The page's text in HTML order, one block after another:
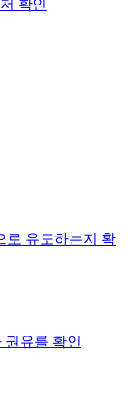
확인
로 유도하는지 확
권유를 확인